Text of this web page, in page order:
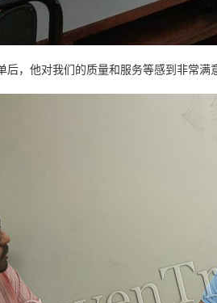
，他对我们的质量和服务等感到非常满